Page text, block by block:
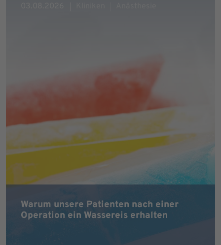
Warum unsere Patienten nach einer
Operation ein Wassereis erhalten